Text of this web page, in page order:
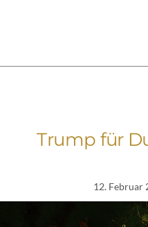
Trump für
12. Februar